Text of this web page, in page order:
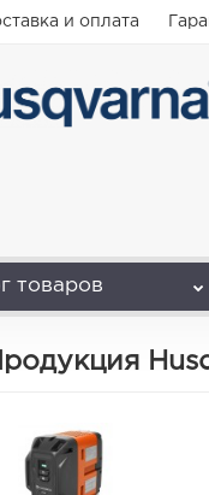
и оплата
товаров